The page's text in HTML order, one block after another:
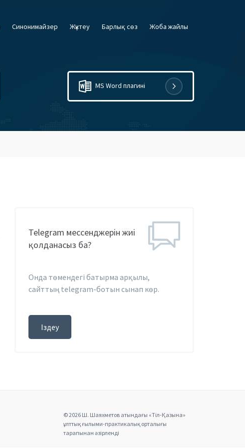
Cинонимайзер Жүктеу Барлық сөз Жоба жайлы
MS Word плагині
Telegram мессенджерін жиі
қолданасыз ба?
Онда төмендегі батырма арқылы,
сайттың telegram-ботын сынап көр.
Іздеу
© 2026 Ш. Шаяхметов атындағы «Тіл-Қазына»
ұлттық ғылыми-практикалық орталығы
тарапынан әзірленді